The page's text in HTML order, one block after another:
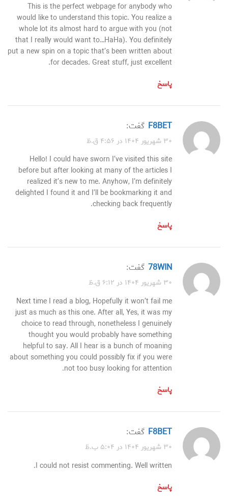
This is the perfect webpage for anybody who
would like to understand this topic. You realize a
whole lot its almost hard to argue with you (not
that I really would want to…HaHa). You definitely
put a new spin on a topic that’s been written about
for decades. Great stuff, just excellent.
پاسخ
F8BET گفت:
۳۰ شهریور ۱۴۰۴ در ۴:۵۶ ق.ظ
Hello! I could have sworn I’ve visited this site
before but after looking at many of the articles I
realized it’s new to me. Anyhow, I’m definitely
delighted I found it and I’ll be bookmarking it and
checking back frequently.
پاسخ
78WIN گفت:
۳۰ شهریور ۱۴۰۴ در ۶:۱۲ ق.ظ
Next time I read a blog, Hopefully it won’t fail me
just as much as this one. After all, Yes, it was my
choice to read through, nonetheless I genuinely
thought you would probably have something
helpful to say. All I hear is a bunch of moaning
about something you could possibly fix if you were
not too busy looking for attention.
پاسخ
F8BET گفت:
۳۰ شهریور ۱۴۰۴ در ۵:۰۴ ب.ظ
I could not resist commenting. Well written.
پاسخ